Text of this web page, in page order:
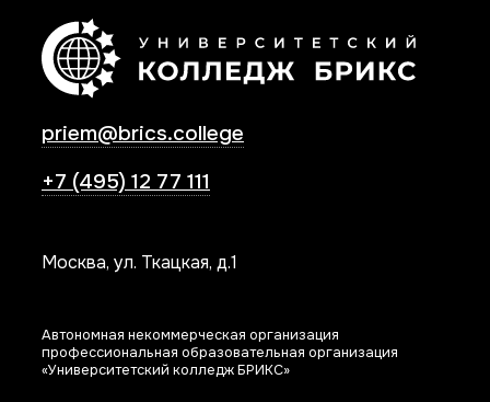
priem@brics.college
+7 (495) 12 77 111
Москва, ул. Ткацкая, д.1
Автономная некоммерческая организация
профессиональная образовательная организация
«Университетский колледж БРИКС»